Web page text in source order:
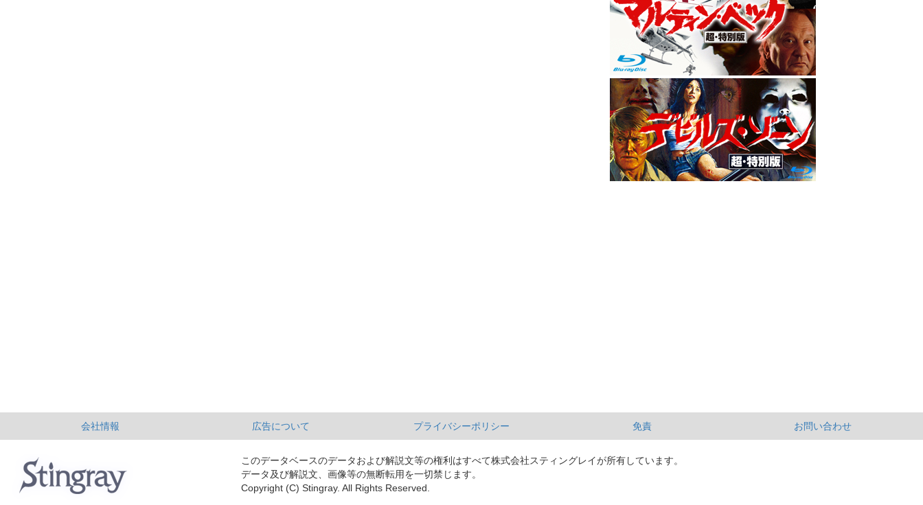
会社情報 広告について プライバシーポリシー 免責 お問い合わせ
このデータベースのデータおよび解説文等の権利はすべて株式会社スティングレイが所有しています。
データ及び解説文、画像等の無断転用を一切禁じます。
Copyright (C) Stingray. All Rights Reserved.